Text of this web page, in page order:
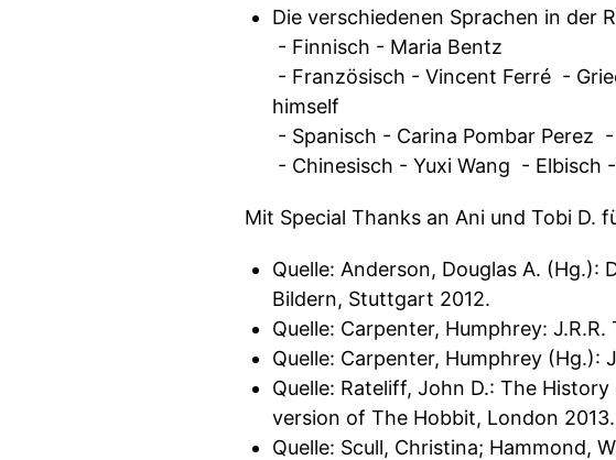
Die verschiedenen Sprachen in der
- Finnisch - Maria Bentz
- Französisch - Vincent Ferré -
himself
- Spanisch - Carina Pombar Perez
- Chinesisch - Yuxi Wang - Elbisch
Mit Special Thanks an Ani und Tobi D.
Quelle: Anderson, Douglas A.
Bildern, Stuttgart 2012.
Quelle: Carpenter, Humphrey:
Quelle: Carpenter, Humphrey (Hg.):
Quelle: Rateliff, John D.: The
version of The Hobbit, London 2013.
Quelle: Scull, Christina; Hammond,